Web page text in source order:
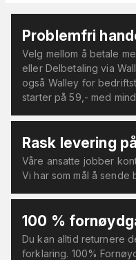
Problemfri
Velg mellom å betale
eller Delbetaling via
også Walley for
starter på 59,- med
Rask levering
Våre ansatte jobber
Vi har som mål å sende
100 %
Du kan alltid returnere
forklaring. 100%